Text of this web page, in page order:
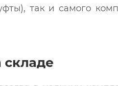
так и самого
складе